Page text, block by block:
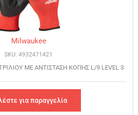
Milwaukee
SKU: 4932471421
ΜΕ ΑΝΤΙΣΤΑΣΗ ΚΟΠΗΣ L/9 LEVEL 3
για παραγγελία